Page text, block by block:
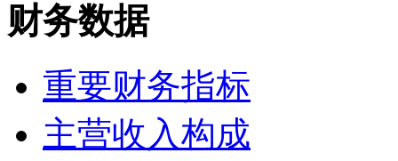
财务数据
重要财务指标
主营收入构成